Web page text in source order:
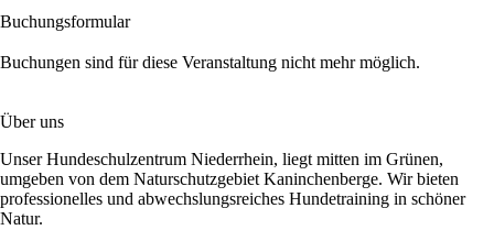
Buchungsformular
Buchungen sind für diese Veranstaltung nicht mehr möglich.
Über uns
Unser Hundeschulzentrum Niederrhein, liegt mitten im Grünen,
umgeben von dem Naturschutzgebiet Kaninchenberge. Wir bieten
professionelles und abwechslungsreiches Hundetraining in schöner
Natur.